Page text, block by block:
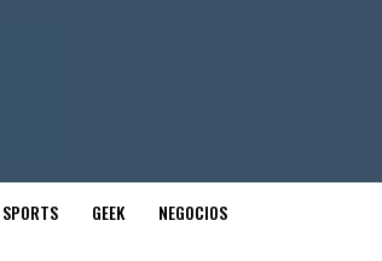
SPORTS GEEK NEGOCIOS